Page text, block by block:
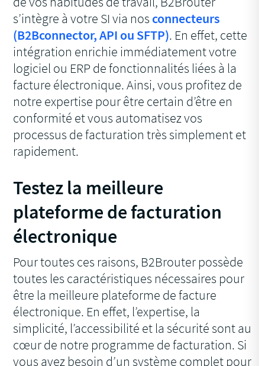
s’intègre à votre SI via nos connecteurs
(B2Bconnector, API ou SFTP). En effet, cette
intégration enrichie immédiatement votre
logiciel ou ERP de fonctionnalités liées à la
facture électronique. Ainsi, vous profitez de
notre expertise pour être certain d’être en
conformité et vous automatisez vos
processus de facturation très simplement et
rapidement.
Testez la meilleure
plateforme de facturation
électronique
Pour toutes ces raisons, B2Brouter possède
toutes les caractéristiques nécessaires pour
être la meilleure plateforme de facture
électronique. En effet, l’expertise, la
simplicité, l’accessibilité et la sécurité sont au
cœur de notre programme de facturation. Si
vous avez besoin d’un système complet pour